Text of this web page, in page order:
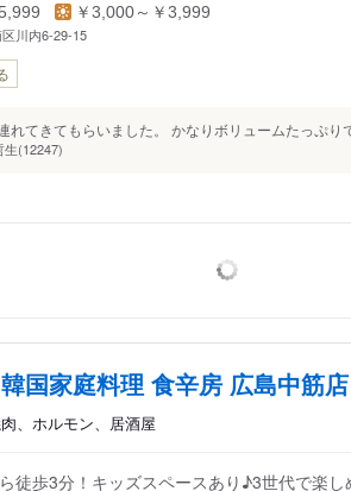
￥3,000～￥3,999
川内6-29-15
れてきてもらいました。 かなりボリュームたっぷり
生(12247)
国家庭料理 食辛房 広島中筋店
、ホルモン、居酒屋
徒歩3分！キッズスペースあり♪3世代で楽し